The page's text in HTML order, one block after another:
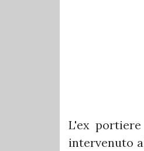
L'ex
intervenuto